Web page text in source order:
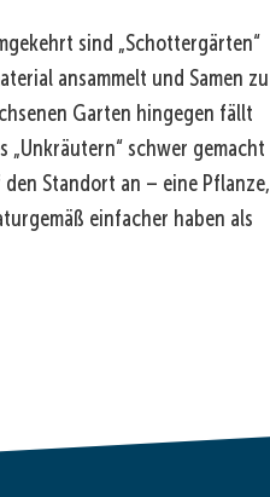
sind „Schottergärten“
ansammelt und Samen zu
Garten hingegen fällt
„Unkräutern“ schwer gemacht
Standort an – eine Pflanze,
einfacher haben als